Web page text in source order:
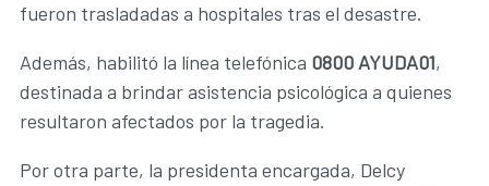
fueron trasladadas a hospitales tras el desastre.
Además, habilitó la línea telefónica 0800 AYUDA01,
destinada a brindar asistencia psicológica a quienes
resultaron afectados por la tragedia.
Por otra parte, la presidenta encargada, Delcy